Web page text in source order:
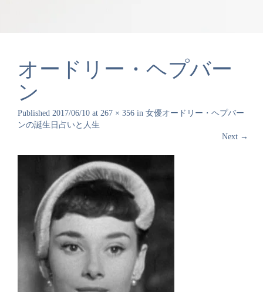
オードリー・ヘプバー
ン
Published 2017/06/10 at 267 × 356 in 女優オードリー・ヘプバー
ンの誕生日占いと人生
Next →